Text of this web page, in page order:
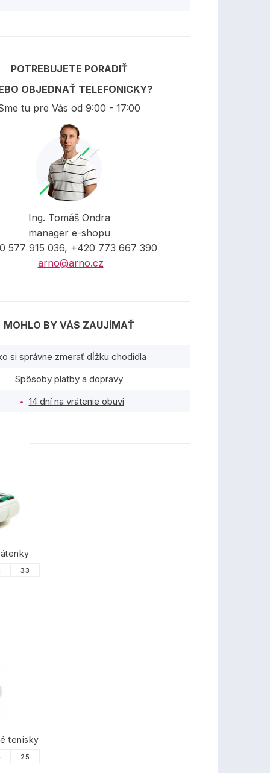
POTREBUJETE PORADIŤ
OBJEDNAŤ TELEFONICKY?
tu pre Vás od 9:00 - 17:00
Ing. Tomáš Ondra
manager e-shopu
577 915 036, +420 773 667 390
arno@arno.cz
MOHLO BY VÁS ZAUJÍMAŤ
si správne zmerať dĺžku chodidla
Spôsoby platby a dopravy
14 dní na vrátenie obuvi
33
tenisky
25